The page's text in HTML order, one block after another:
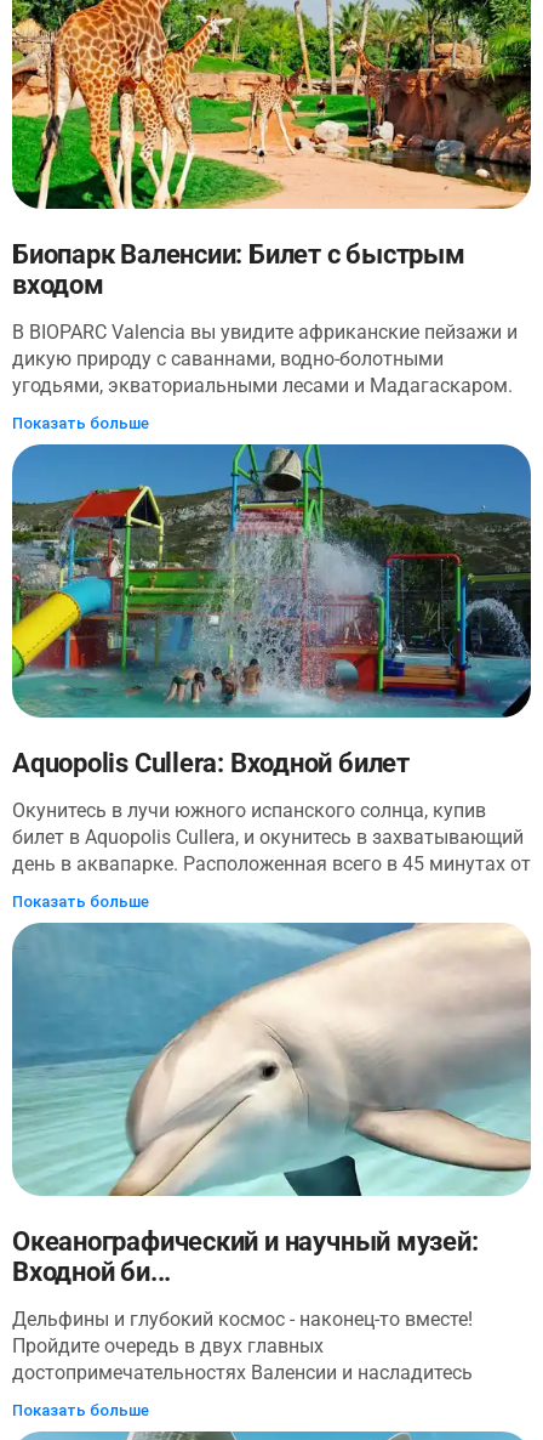
Биопарк Валенсии: Билет с быстрым
входом
В BIOPARC Valencia вы увидите африканские пейзажи и
дикую природу с саваннами, водно-болотными
угодьями, экваториальными лесами и Мадагаскаром.
Посетите воссозданную в Испании пещеру Китум и
посмотрите на таких животных, как львы, жирафы,
носороги, слоны и шимпанзе. Зоопарк предлагает
подробное представление африканских экосистем,
подходящих для всех возрастов, с возможностью
исследовать саванну. Следуйте по тропам, чтобы
увидеть бегемотов, крокодилов и красочных рыб в их
местах обитания. Полюбуйтесь антилопами, жирафами
и носорогами, понаблюдайте за львами, исследуйте
норы, в которых обитают муравьеды, гиены и
бородавочники, и отправляйтесь в леса с гориллами и
леопардами.
Показать больше
Aquopolis Cullera: Входной билет
Окунитесь в лучи южного испанского солнца, купив
билет в Aquopolis Cullera, и окунитесь в захватывающий
день в аквапарке. Расположенная всего в 45 минутах от
центра Валенсии, эта водная страна чудес позволит вам
насладиться серфингом в огромном бассейне с
волнами, расслабиться в джакузи вулкана и
полюбоваться адреналиновыми водными горками на
водных горках парка. Здесь есть гигантские крутые
горки для любителей острых ощущений и более
спокойных, которые понравится и маленьким детям.
Пушечные ядра в гостях!
Показать больше
Океанографический и научный музей:
Входной би...
Дельфины и глубокий космос - наконец-то вместе!
Пройдите очередь в двух главных
достопримечательностях Валенсии и насладитесь
научным путешествием и магией животных.
Насладитесь аппетитом, посетив один из крупнейших в
Показать больше